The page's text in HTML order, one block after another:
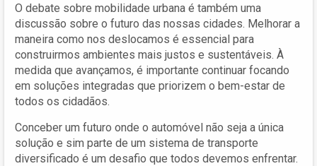
O debate sobre mobilidade urbana é também uma
discussão sobre o futuro das nossas cidades. Melhorar a
maneira como nos deslocamos é essencial para
construirmos ambientes mais justos e sustentáveis. À
medida que avançamos, é importante continuar focando
em soluções integradas que priorizem o bem-estar de
todos os cidadãos.
Conceber um futuro onde o automóvel não seja a única
solução e sim parte de um sistema de transporte
diversificado é um desafio que todos devemos enfrentar.